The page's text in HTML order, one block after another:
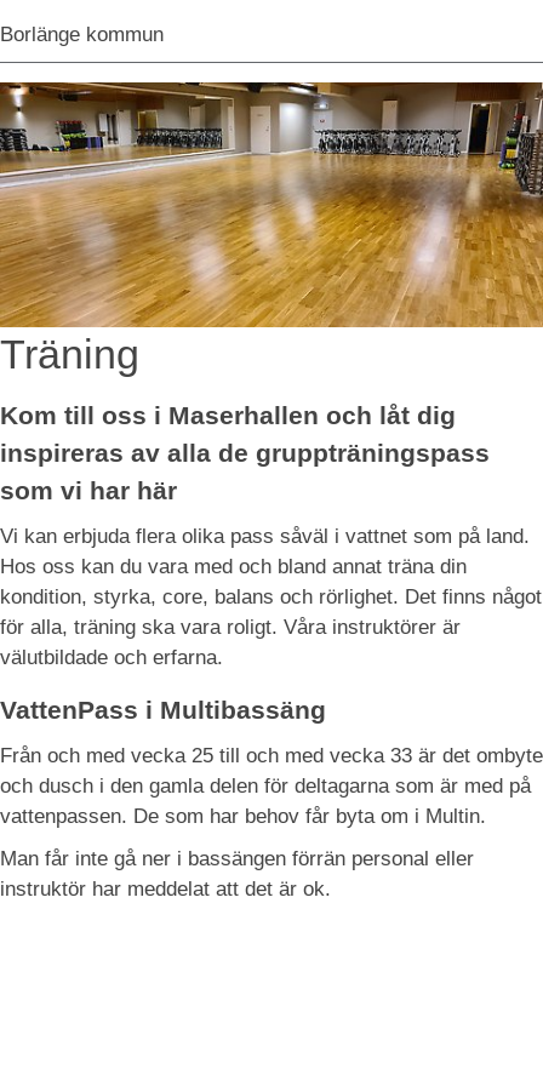
Borlänge kommun
Träning
Kom till oss i Maserhallen och låt dig
inspireras av alla de gruppträningspass
som vi har här
Vi kan erbjuda flera olika pass såväl i vattnet som på land.
Hos oss kan du vara med och bland annat träna din
kondition, styrka, core, balans och rörlighet. Det finns något
för alla, träning ska vara roligt. Våra instruktörer är
välutbildade och erfarna.
VattenPass i Multibassäng
Från och med vecka 25 till och med vecka 33 är det ombyte
och dusch i den gamla delen för deltagarna som är med på
vattenpassen. De som har behov får byta om i Multin.
Man får inte gå ner i bassängen förrän personal eller
instruktör har meddelat att det är ok.